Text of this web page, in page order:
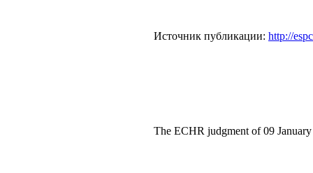
Источник публикации: http://
The ECHR judgment of 09